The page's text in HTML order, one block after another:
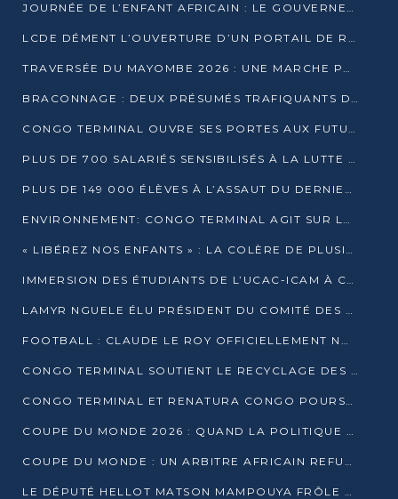
JOURNÉE DE L’ENFANT AFRICAIN : LE GOUVERNEMENT MOBILISÉ POUR L’HYGIÈNE DANS LES ORPHELINATS
LCDE DÉMENT L’OUVERTURE D’UN PORTAIL DE RECRUTEMENT ET APPELLE À LA VIGILANCE
TRAVERSÉE DU MAYOMBE 2026 : UNE MARCHE POUR SENSIBILISER ET DÉPISTER AU DIABÈTE
BRACONNAGE : DEUX PRÉSUMÉS TRAFIQUANTS D’HIPPOPOTAME ÉCROUÉS À BRAZZAVILLE
CONGO TERMINAL OUVRE SES PORTES AUX FUTURS INGÉNIEURS DE L’UCAC-ICAM
PLUS DE 700 SALARIÉS SENSIBILISÉS À LA LUTTE CONTRE LA TUBERCULOSE À CONGO TERMINAL
PLUS DE 149 000 ÉLÈVES À L’ASSAUT DU DERNIER CEPE
ENVIRONNEMENT: CONGO TERMINAL AGIT SUR LE TERRAIN ET FORME LES PLUS JEUNES
« LIBÉREZ NOS ENFANTS » : LA COLÈRE DE PLUSIEURS MÈRES À BRAZZAVILLE CONTRE LA DGSP
IMMERSION DES ÉTUDIANTS DE L’UCAC-ICAM À CONGO TERMINAL
LAMYR NGUELE ÉLU PRÉSIDENT DU COMITÉ DES MEMBRES D’HONNEUR DU PCT
FOOTBALL : CLAUDE LE ROY OFFICIELLEMENT NOMMÉ SÉLECTIONNEUR DU CONGO
CONGO TERMINAL SOUTIENT LE RECYCLAGE DES DÉCHETS PLASTIQUES À POINTE-NOIRE
CONGO TERMINAL ET RENATURA CONGO POURSUIVENT LEUR COMBAT POUR LA BIODIVERSITÉ
COUPE DU MONDE 2026 : QUAND LA POLITIQUE MENACE L’UNIVERSALITÉ DU FOOTBALL
COUPE DU MONDE : UN ARBITRE AFRICAIN REFUSÉ À L’ENTRÉE DES ÉTATS-UNIS
LE DÉPUTÉ HELLOT MATSON MAMPOUYA FRÔLE LA MORT LORS D’UNE EMBUSCADE DZNS LE POOL